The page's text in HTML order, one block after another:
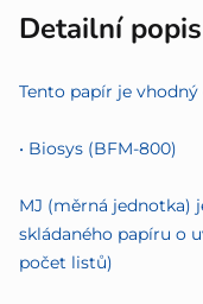
Detailní
Tento papír je
• Biosys (BFM-800)
MJ (měrná jednotka)
skládaného papíru o
počet listů)